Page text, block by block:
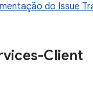
do Issue
Client